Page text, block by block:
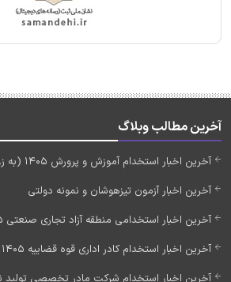
آخرین مطالب وبلاگ
آخرین اخبار استخدام آموزش و پرورش 1405 (به زودی)
آخرین اخبار آزمون تیزهوشان و نمونه دولتی
آخرین اخبار استخدامی منطقه آزاد تجاری صنعتی 1405
آخرین اخبار استخدام کادر اداری قوه قضاییه 1405 (به زودی)